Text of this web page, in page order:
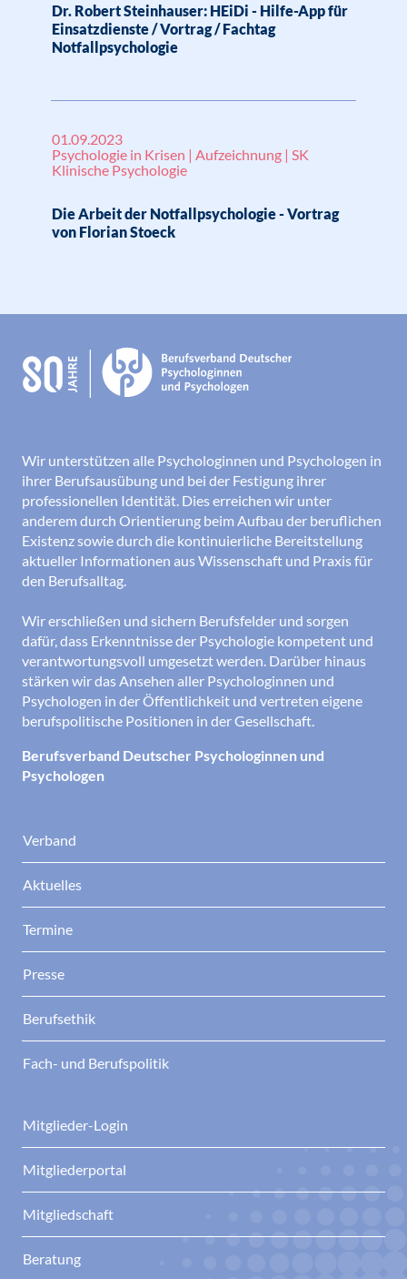
Dr. Robert Steinhauser: HEiDi - Hilfe-App für
Einsatzdienste / Vortrag / Fachtag
Notfallpsychologie
01.09.2023
Psychologie in Krisen | Aufzeichnung | SK
Klinische Psychologie
Die Arbeit der Notfallpsychologie - Vortrag
von Florian Stoeck
Wir unterstützen alle Psychologinnen und Psychologen in
ihrer Berufsausübung und bei der Festigung ihrer
professionellen Identität. Dies erreichen wir unter
anderem durch Orientierung beim Aufbau der beruflichen
Existenz sowie durch die kontinuierliche Bereitstellung
aktueller Informationen aus Wissenschaft und Praxis für
den Berufsalltag.
Wir erschließen und sichern Berufsfelder und sorgen
dafür, dass Erkenntnisse der Psychologie kompetent und
verantwortungsvoll umgesetzt werden. Darüber hinaus
stärken wir das Ansehen aller Psychologinnen und
Psychologen in der Öffentlichkeit und vertreten eigene
berufspolitische Positionen in der Gesellschaft.
Berufsverband Deutscher Psychologinnen und
Psychologen
Verband
Aktuelles
Termine
Presse
Berufsethik
Fach- und Berufspolitik
Mitglieder-Login
Mitgliederportal
Mitgliedschaft
Beratung